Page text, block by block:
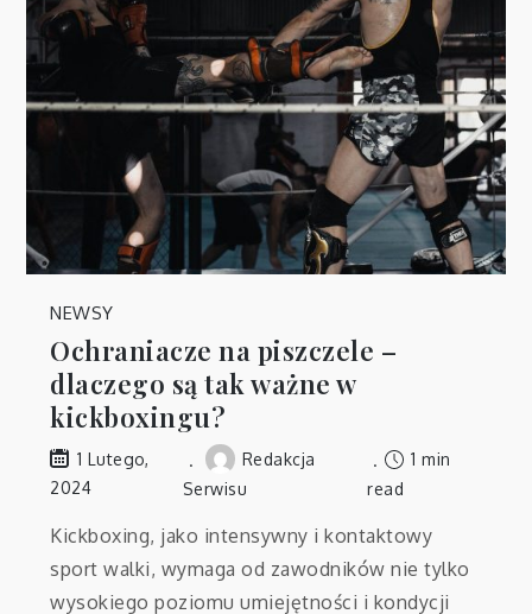
NEWSY
Ochraniacze na piszczele –
dlaczego są tak ważne w
kickboxingu?
1 Lutego,
2024
Redakcja
Serwisu
1 min
read
Kickboxing, jako intensywny i kontaktowy
sport walki, wymaga od zawodników nie tylko
wysokiego poziomu umiejętności i kondycji